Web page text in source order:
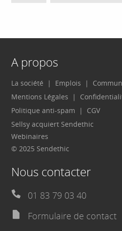
A propos
La société Emplois
Mentions Légales
Politique anti-spam
CGV
Sellsy acquiert Sendethic
Webinaires
© 2025 Sendethic
Nous contacter
01 83 79 03 40
Formulaire de contact